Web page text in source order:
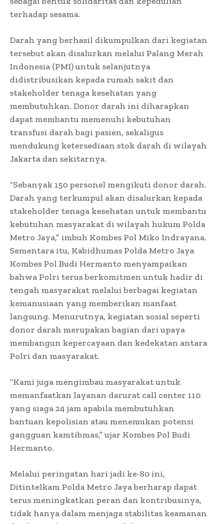
terhadap sesama.
Darah yang berhasil dikumpulkan dari kegiatan
tersebut akan disalurkan melalui Palang Merah
Indonesia (PMI) untuk selanjutnya
didistribusikan kepada rumah sakit dan
stakeholder tenaga kesehatan yang
membutuhkan. Donor darah ini diharapkan
dapat membantu memenuhi kebutuhan
transfusi darah bagi pasien, sekaligus
mendukung ketersediaan stok darah di wilayah
Jakarta dan sekitarnya.
“Sebanyak 150 personel mengikuti donor darah.
Darah yang terkumpul akan disalurkan kepada
stakeholder tenaga kesehatan untuk membantu
kebutuhan masyarakat di wilayah hukum Polda
Metro Jaya,” imbuh Kombes Pol Miko Indrayana.
Sementara itu, Kabidhumas Polda Metro Jaya
Kombes Pol Budi Hermanto menyampaikan
bahwa Polri terus berkomitmen untuk hadir di
tengah masyarakat melalui berbagai kegiatan
kemanusiaan yang memberikan manfaat
langsung. Menurutnya, kegiatan sosial seperti
donor darah merupakan bagian dari upaya
membangun kepercayaan dan kedekatan antara
Polri dan masyarakat.
“Kami juga mengimbau masyarakat untuk
memanfaatkan layanan darurat call center 110
yang siaga 24 jam apabila membutuhkan
bantuan kepolisian atau menemukan potensi
gangguan kamtibmas,” ujar Kombes Pol Budi
Hermanto.
Melalui peringatan hari jadi ke-80 ini,
Ditintelkam Polda Metro Jaya berharap dapat
terus meningkatkan peran dan kontribusinya,
tidak hanya dalam menjaga stabilitas keamanan